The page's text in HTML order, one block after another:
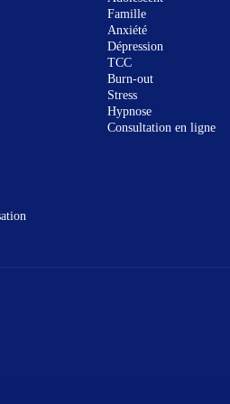
Famille
Anxiété
Dépression
TCC
Burn-out
Stress
Hypnose
Consultation en ligne